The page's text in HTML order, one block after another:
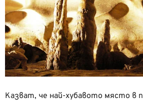
Казват, че най-хубавото място в